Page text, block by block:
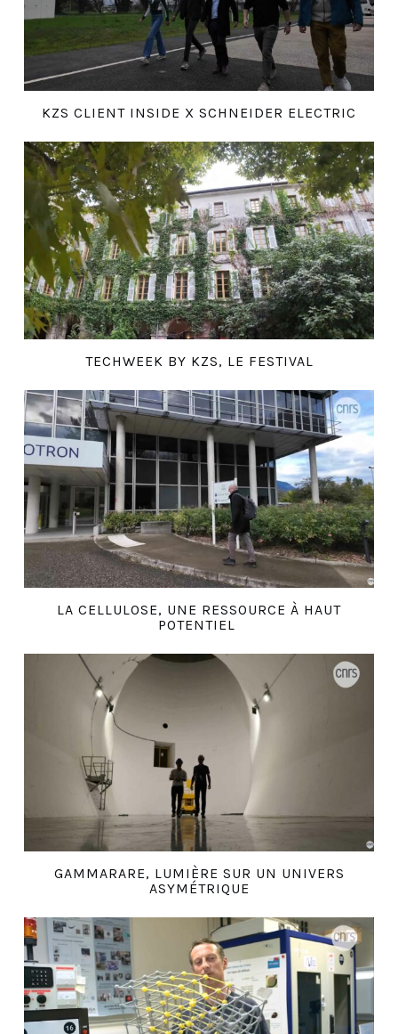
KZS CLIENT INSIDE X SCHNEIDER ELECTRIC
TECHWEEK BY KZS, LE FESTIVAL
LA CELLULOSE, UNE RESSOURCE À HAUT
POTENTIEL
GAMMARARE, LUMIÈRE SUR UN UNIVERS
ASYMÉTRIQUE